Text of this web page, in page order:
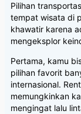
Pilihan
tempat wisata di
khawatir karena
mengeksplor
Pertama, kamu
pilihan favorit
internasional.
memungkinkan
mengingat lalu